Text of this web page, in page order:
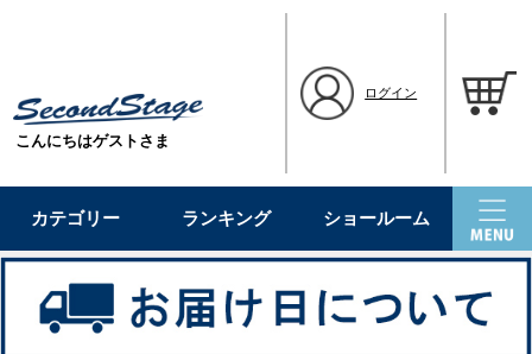
こんにちはゲストさま
ログイン
カテゴリー ランキング ショールーム